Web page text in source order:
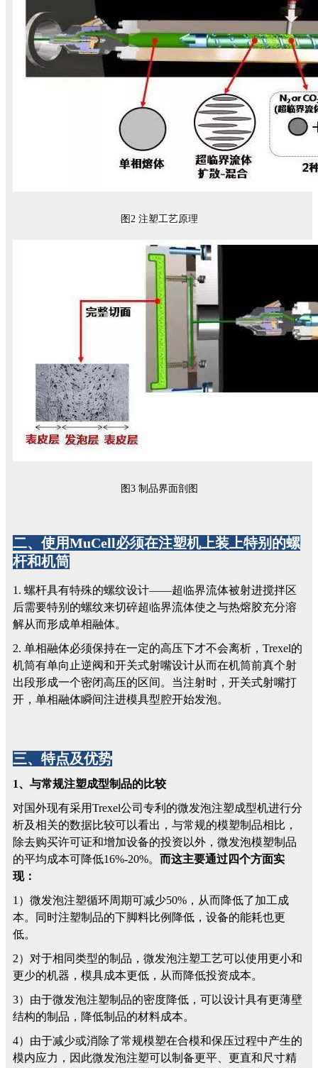
图2 注塑工艺原理
图3 制品界面剖图
二、使用MuCell必须在注塑机上装上特别的螺
杆和机筒
1. 螺杆具有特殊的螺纹设计——超临界流体被射进搅拌区
后需要特别的螺纹来切碎超临界流体使之与热熔胶充分溶
解从而形成单相融体。
2. 单相融体必须保持在一定的高压下才不会离析，Trexel的
机筒有单向止逆阀和开关式射嘴设计从而在机筒前真个射
出段形成一个密闭高压的区间。当注射时，开关式射嘴打
开，单相融体瞬间注进模具型腔开始发泡。
三、特点及优势
1、与常规注塑成型制品的比较
对国外现有采用Trexel公司专利的微发泡注塑成型机进行分
析及相关的数据比较可以看出，与常规的模塑制品相比，
除去购买许可证和增加设备的投资以外，微发泡模塑制品
的平均成本可降低16%-20%。 而这主要通过四个方面实
现：
1）微发泡注塑循环周期可减少50%，从而降低了加工成
本。同时注塑制品的下脚料比例降低，设备的能耗也更
低。
2）对于相同类型的制品，微发泡注塑工艺可以使用更小和
更少的机器，模具成本更低，从而降低投资成本。
3）由于微发泡注塑制品的密度降低，可以设计具有更薄壁
结构的制品，降低制品的材料成本。
4）由于减少或消除了常规模塑在合模和保压过程中产生的
模内应力，因此微发泡注塑可以制备更平、更直和尺寸精